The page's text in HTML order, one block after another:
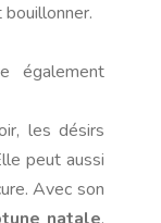
également
les désirs
peut aussi
Avec son